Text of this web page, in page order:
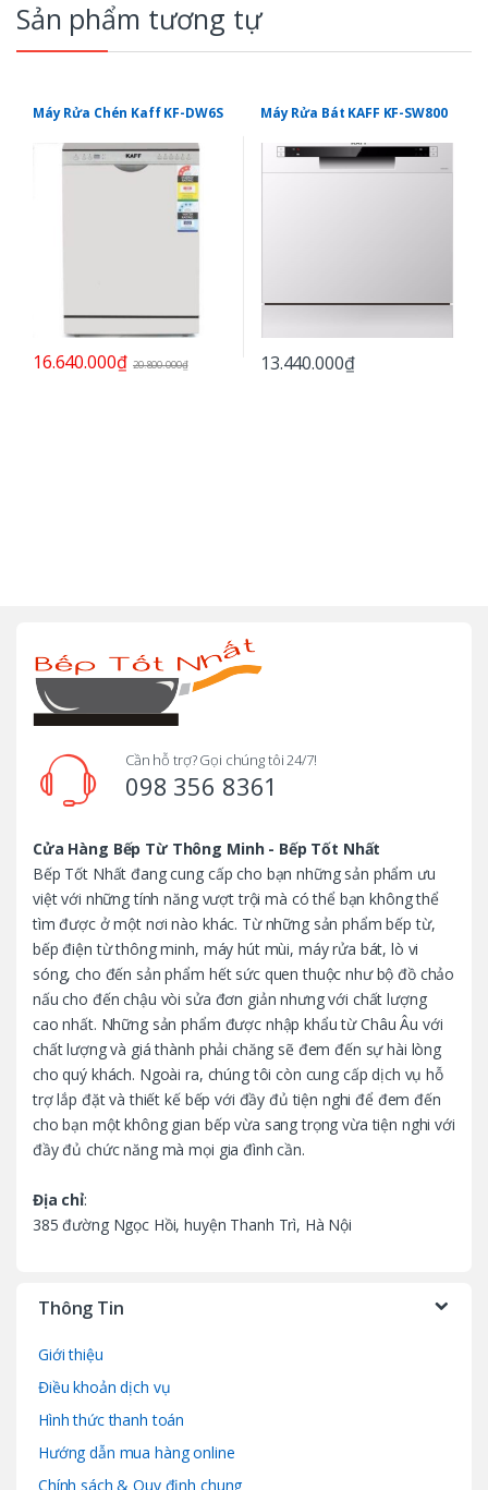
Sản phẩm tương tự
Máy Rửa Chén Kaff KF-DW6S
16.640.000₫ 20.800.000₫
Máy Rửa Bát KAFF KF-SW800
13.440.000₫
Cần hỗ trợ? Gọi chúng tôi 24/7!
098 356 8361
Cửa Hàng Bếp Từ Thông Minh - Bếp Tốt Nhất
Bếp Tốt Nhất đang cung cấp cho bạn những sản phẩm ưu
việt với những tính năng vượt trội mà có thể bạn không thể
tìm được ở một nơi nào khác. Từ những sản phẩm bếp từ,
bếp điện từ thông minh, máy hút mùi, máy rửa bát, lò vi
sóng, cho đến sản phẩm hết sức quen thuộc như bộ đồ chảo
nấu cho đến chậu vòi sửa đơn giản nhưng với chất lượng
cao nhất. Những sản phẩm được nhập khẩu từ Châu Âu với
chất lượng và giá thành phải chăng sẽ đem đến sự hài lòng
cho quý khách. Ngoài ra, chúng tôi còn cung cấp dịch vụ hỗ
trợ lắp đặt và thiết kế bếp với đầy đủ tiện nghi để đem đến
cho bạn một không gian bếp vừa sang trọng vừa tiện nghi với
đầy đủ chức năng mà mọi gia đình cần.
Địa chỉ:
385 đường Ngọc Hồi, huyện Thanh Trì, Hà Nội
Thông Tin
Giới thiệu
Điều khoản dịch vụ
Hình thức thanh toán
Hướng dẫn mua hàng online
Chính sách & Quy định chung